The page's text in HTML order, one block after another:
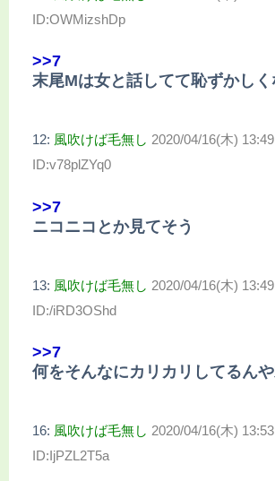
ID:OWMizshDp
>>7
末尾Mは女と話してて恥ずかしく
12: 風吹けば毛無し 2020/04/16(木)
ID:v78plZYq0
>>7
ニコニコとか見てそう
13: 風吹けば毛無し 2020/04/16(木)
ID:/iRD3OShd
>>7
何をそんなにカリカリしてるん
16: 風吹けば毛無し 2020/04/16(木)
ID:IjPZL2T5a